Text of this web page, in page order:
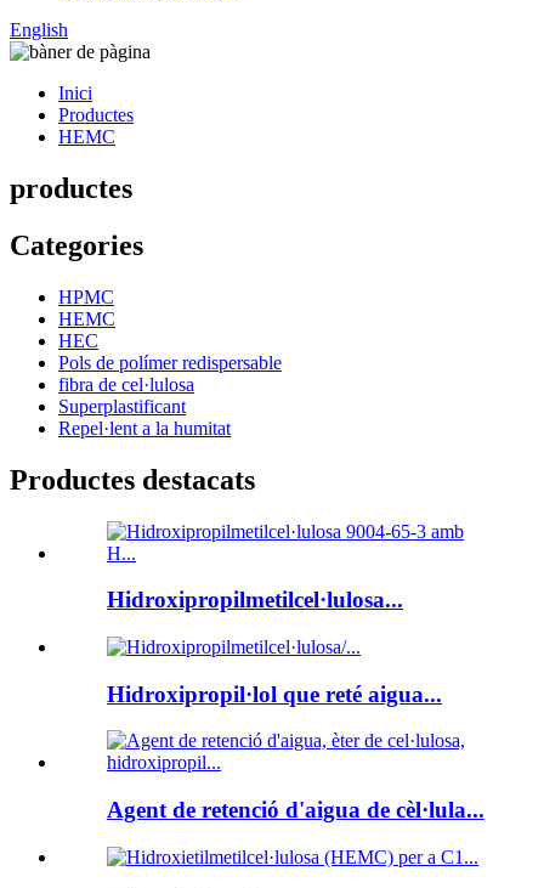
English
Inici
Productes
HEMC
productes
Categories
HPMC
HEMC
HEC
Pols de polímer redispersable
fibra de cel·lulosa
Superplastificant
Repel·lent a la humitat
Productes destacats
Hidroxipropilmetilcel·lulosa...
Hidroxipropil·lol que reté aigua...
Agent de retenció d'aigua de cèl·lula...